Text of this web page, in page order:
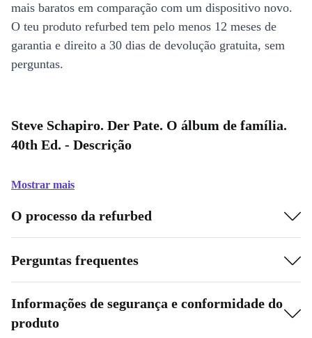
mais baratos em comparação com um dispositivo novo.
O teu produto refurbed tem pelo menos 12 meses de
garantia e direito a 30 dias de devolução gratuita, sem
perguntas.
Steve Schapiro. Der Pate. O álbum de família.
40th Ed. - Descrição
Mostrar mais
O processo da refurbed
Perguntas frequentes
Informações de segurança e conformidade do
produto